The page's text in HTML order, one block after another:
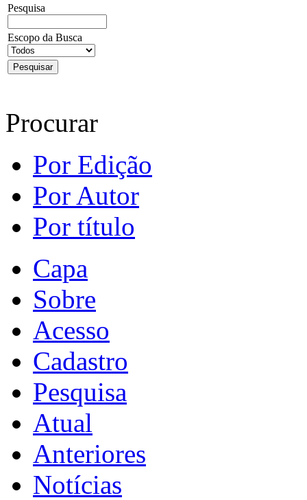
Pesquisa
Escopo da Busca
Procurar
Por Edição
Por Autor
Por título
Capa
Sobre
Acesso
Cadastro
Pesquisa
Atual
Anteriores
Notícias